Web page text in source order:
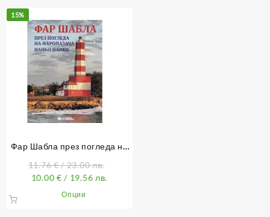
15%
Фар Шабла през погледа на
11.76€/ 23.00 лв.
10.00 € / 19.56 лв.
Опции